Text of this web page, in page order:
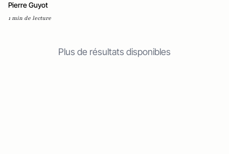
Pierre Guyot
1 min de lecture
Plus de résultats disponibles